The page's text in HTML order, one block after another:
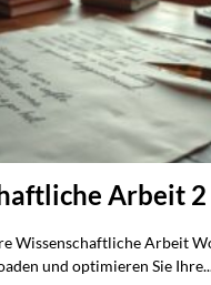
Arbeit 2
Wissenschaftliche Arbeit
und optimieren Sie